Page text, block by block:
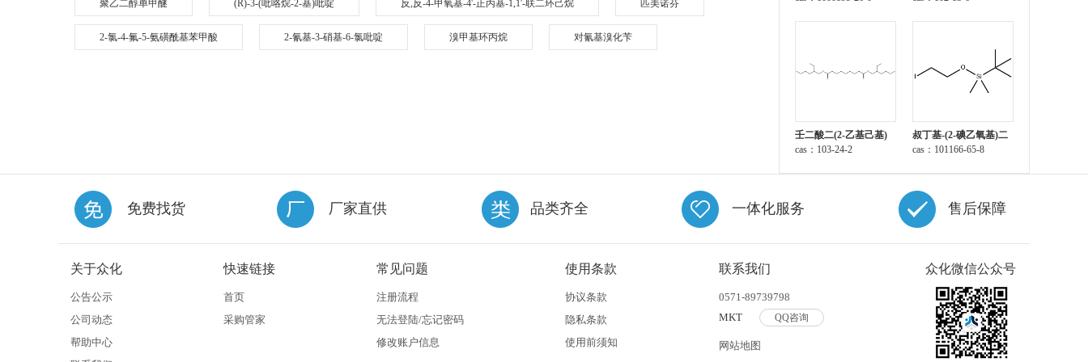
聚乙二醇单甲醚 (R)-3-(吡咯烷-2-基)吡啶 反,反-4-甲氧基-4'-正丙基-1,1'-联二环己烷 匹美诺芬
2-氯-4-氟-5-氨磺酰基苯甲酸 2-氰基-3-硝基-6-氯吡啶 溴甲基环丙烷 对氰基溴化苄
壬二酸二(2-乙基己基)
酯
cas：103-24-2
叔丁基-(2-碘乙氧基)二
甲基硅烷
cas：101166-65-8
免费找货 厂家直供 品类齐全 一体化服务 售后保障
关于众化
公告公示
公司动态
帮助中心
快速链接
首页
采购管家
常见问题
注册流程
无法登陆/忘记密码
修改账户信息
使用条款
协议条款
隐私条款
使用前须知
联系我们
0571-89739798
MKT
QQ咨询
网站地图
众化微信公众号